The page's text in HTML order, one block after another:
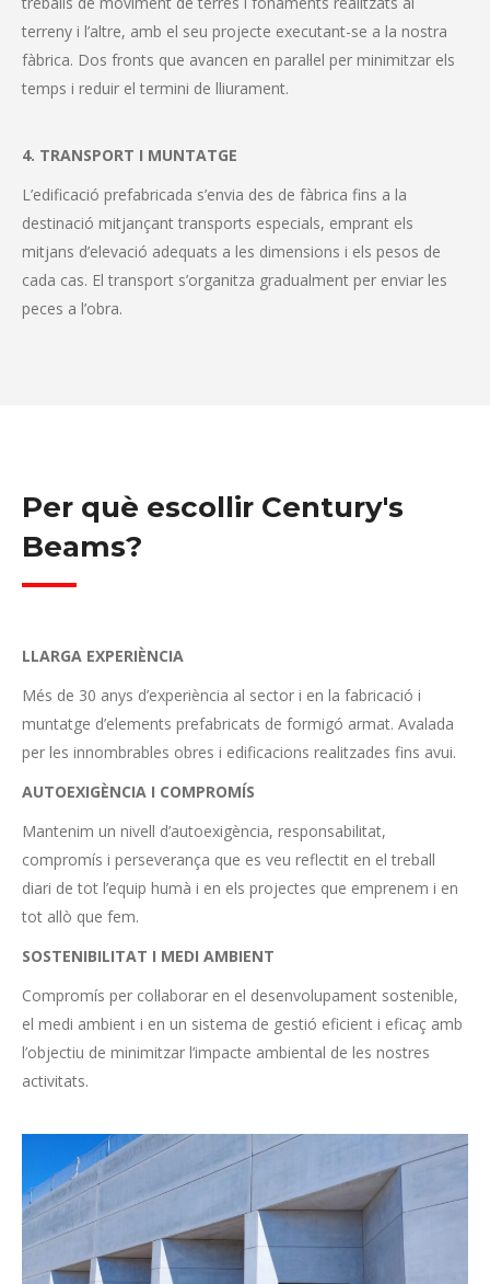
terreny i l’altre, amb el seu projecte executant-se a la nostra
fàbrica. Dos fronts que avancen en paral·lel per minimitzar els
temps i reduir el termini de lliurament.
4. TRANSPORT I MUNTATGE
L’edificació prefabricada s’envia des de fàbrica fins a la
destinació mitjançant transports especials, emprant els
mitjans d’elevació adequats a les dimensions i els pesos de
cada cas. El transport s’organitza gradualment per enviar les
peces a l’obra.
Per què escollir Century's
Beams?
LLARGA EXPERIÈNCIA
Més de 30 anys d’experiència al sector i en la fabricació i
muntatge d’elements prefabricats de formigó armat. Avalada
per les innombrables obres i edificacions realitzades fins avui.
AUTOEXIGÈNCIA I COMPROMÍS
Mantenim un nivell d’autoexigència, responsabilitat,
compromís i perseverança que es veu reflectit en el treball
diari de tot l’equip humà i en els projectes que emprenem i en
tot allò que fem.
SOSTENIBILITAT I MEDI AMBIENT
Compromís per col·laborar en el desenvolupament sostenible,
el medi ambient i en un sistema de gestió eficient i eficaç amb
l’objectiu de minimitzar l’impacte ambiental de les nostres
activitats.